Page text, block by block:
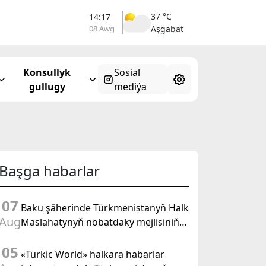
14:17
08 Awg
37 °C
Aşgabat
Konsullyk
gullugy
Sosial
mediýa
Başga habarlar
07 Baku şäherinde Türkmenistanyň Halk
Maslahatynyň nobatdaky mejlisiniň
hukugyň ýyly, 2028» atly
05 «Turkic World» halkara habarlar